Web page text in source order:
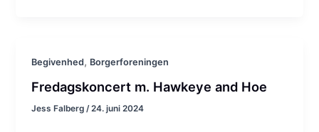
Begivenhed, Borgerforeningen
Fredagskoncert m. Hawkeye and Hoe
Jess Falberg/24. juni 2024